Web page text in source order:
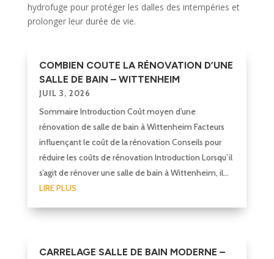
hydrofuge pour protéger les dalles des intempéries et
prolonger leur durée de vie.
COMBIEN COUTE LA RÉNOVATION D’UNE
SALLE DE BAIN – WITTENHEIM
JUIL 3, 2026
Sommaire Introduction Coût moyen d’une
rénovation de salle de bain à Wittenheim Facteurs
influençant le coût de la rénovation Conseils pour
réduire les coûts de rénovation Introduction Lorsqu’il
s’agit de rénover une salle de bain à Wittenheim, il...
LIRE PLUS
CARRELAGE SALLE DE BAIN MODERNE –